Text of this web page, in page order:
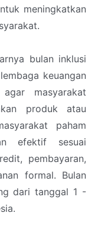
meningkatkan
bulan inklusi
keuangan
masyarakat
produk atau
paham
efektif sesuai
pembayaran,
formal. Bulan
dari tanggal 1 -